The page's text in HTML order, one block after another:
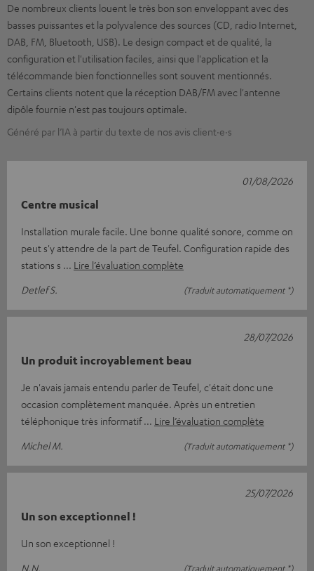
De nombreux clients louent le très bon son enveloppant avec des
basses puissantes et la polyvalence des sources (CD, radio Internet,
DAB, FM, Bluetooth, USB). Le design compact et de qualité, la
configuration et l'utilisation faciles, ainsi que l'application et la
télécommande bien fonctionnelles sont souvent mentionnés.
Certains clients notent que la réception DAB/FM avec l'antenne
dipôle fournie n'est pas toujours optimale.
Généré par l’IA à partir du texte de nos avis client·e·s
Centre musical
Installation murale facile. Une bonne qualité sonore, comme on
peut s'y attendre de la part de Teufel. Configuration rapide des
stations s
Lire l’évaluation complète
Detlef S.
(Traduit automatiquement *)
01/08/2026
Un produit incroyablement beau
Je n'avais jamais entendu parler de Teufel, c'était donc une
occasion complètement manquée. Après un entretien
téléphonique très informatif
Lire l’évaluation complète
Michel M.
(Traduit automatiquement *)
28/07/2026
Un son exceptionnel !
Un son exceptionnel !
N.N.
(Traduit automatiquement *)
25/07/2026